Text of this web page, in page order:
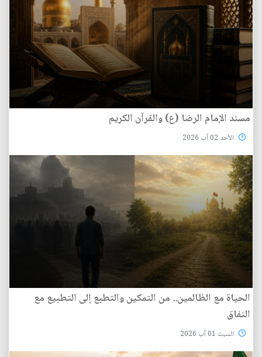
مسند الإمام الرضا (ع) والقرآن الكريم
الأحد 02 آب 2026
الحياة مع الظالمين.. من التمكين والتطبع إلى التطبيع مع
النفاق
السبت 01 آب 2026